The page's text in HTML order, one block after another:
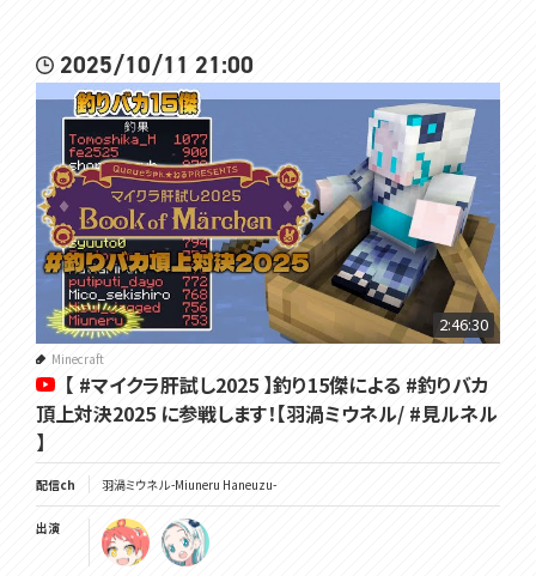
2025/10/11 21:00
2:46:30
Minecraft
【 #マイクラ肝試し2025 】釣り15傑による #釣りバカ
頂上対決2025 に参戦します！【羽渦ミウネル/ #見ルネル
】
配信ch 羽渦ミウネル -Miuneru Haneuzu-
出演